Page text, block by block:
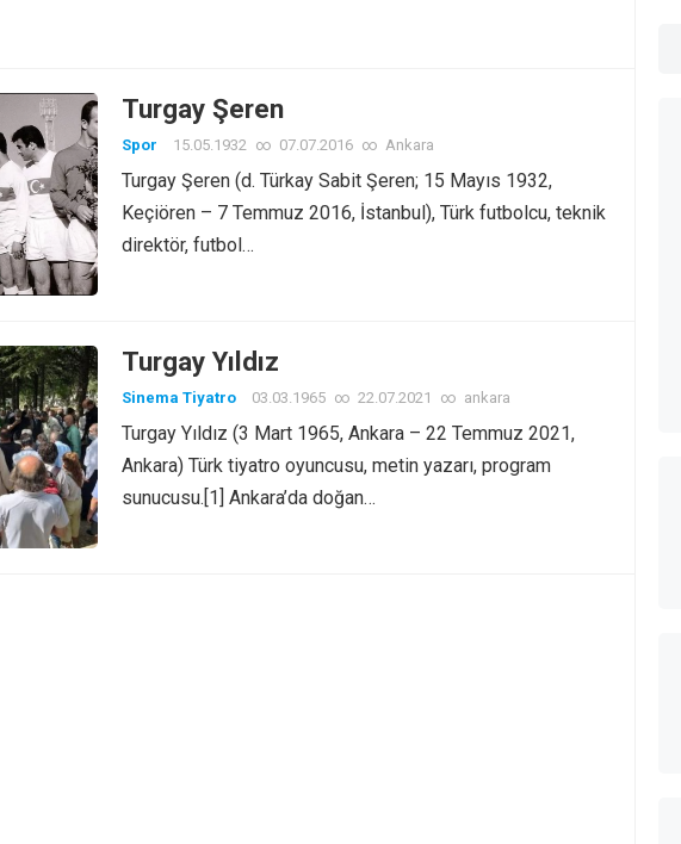
Turgay Şeren
Spor 15.05.1932 ∞ 07.07.2016 ∞ Ankara
Turgay Şeren (d. Türkay Sabit Şeren; 15 Mayıs 1932,
Keçiören – 7 Temmuz 2016, İstanbul), Türk futbolcu, teknik
direktör, futbol…
Turgay Yıldız
Sinema Tiyatro 03.03.1965 ∞ 22.07.2021 ∞ ankara
Turgay Yıldız (3 Mart 1965, Ankara – 22 Temmuz 2021,
Ankara) Türk tiyatro oyuncusu, metin yazarı, program
sunucusu.[1] Ankara’da doğan…